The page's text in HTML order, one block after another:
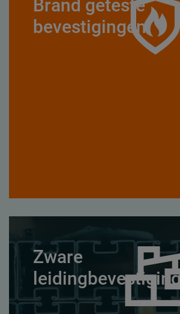
Brand geteste
bevestigingen
Zware
leidingbevestiging